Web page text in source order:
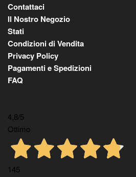
Contattaci
Il Nostro Negozio
Stati
Condizioni di Vendita
Privacy Policy
Pagamenti e Spedizioni
FAQ
4,8/5
Ottimo
145